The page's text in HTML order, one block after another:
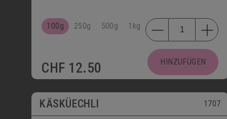
100g 250g 500g 1kg
CHF 12.50 HINZUFÜGEN
KÄSKÜECHLI 1707